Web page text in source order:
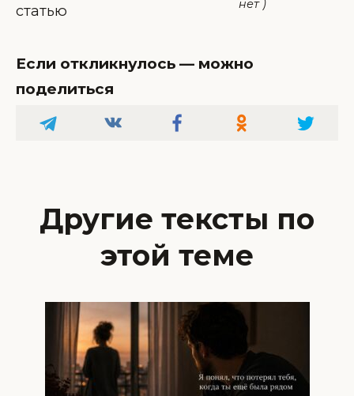
статью
нет )
Если откликнулось — можно
поделиться
Другие тексты по
этой теме